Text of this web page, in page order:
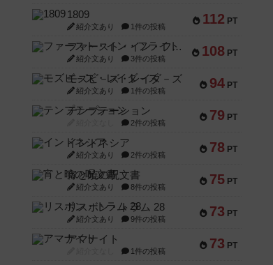
112 PT
1809
紹介文あり 1件の投稿
108 PT
ファースト・イン・フライト
紹介文あり 3件の投稿
94 PT
モズビ－ズ・レイダ－ズ
紹介文あり 1件の投稿
79 PT
テンプテーション
2件の投稿
78 PT
インドネシア
紹介文あり 2件の投稿
75 PT
宵と暁の呪文書
紹介文あり 8件の投稿
73 PT
リスボン・トラム 28
紹介文あり 9件の投稿
73 PT
アマナイト
1件の投稿